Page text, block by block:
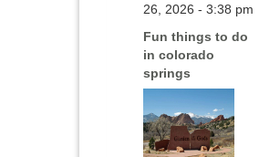
26, 2026 - 3:38 pm
Fun things to do
in colorado
springs